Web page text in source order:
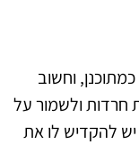
וחשוב
חרדות ולשמור על
להקדיש לו את